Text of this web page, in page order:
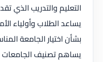
التعليم والتدريب
يساعد الطلاب وأولياء
بشأن اختيار الجامعة
يساهم تصنيف الجامعات